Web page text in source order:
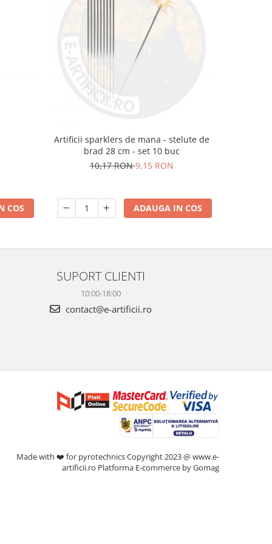
COS
Artificii sparklers de mana - stelute de
brad 28 cm - set 10 buc
10,17 RON9,15 RON
ADAUGA IN COS
SUPORT CLIENTI
10:00-18:00
contact@e-artificii.ro
Made with ❤️ for pyrotechnics Copyright 2023 @ www.e-
artificii.ro Platforma E-commerce by Gomag